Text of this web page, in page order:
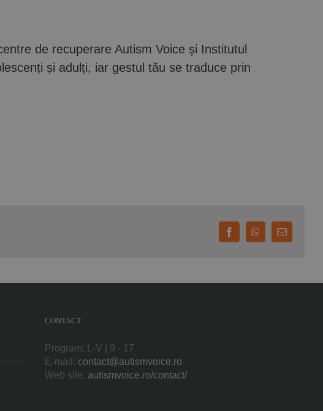
de recuperare Autism Voice și Institutul
și adulți, iar gestul tău se traduce prin
FacebookWhatsApp
E-
mail:
CONTACT
Program: L-V | 9 - 17
E-mail: contact@autismvoice.ro
Web site: autismvoice.ro/contact/